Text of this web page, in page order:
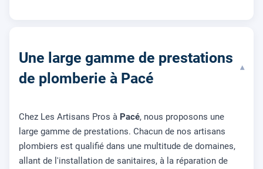
Une large gamme de prestations
de plomberie à Pacé
▾
Chez Les Artisans Pros à Pacé, nous proposons une
large gamme de prestations. Chacun de nos artisans
plombiers est qualifié dans une multitude de domaines,
allant de l'installation de sanitaires, à la réparation de